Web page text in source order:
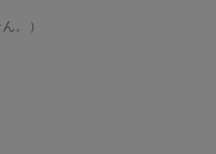
。）